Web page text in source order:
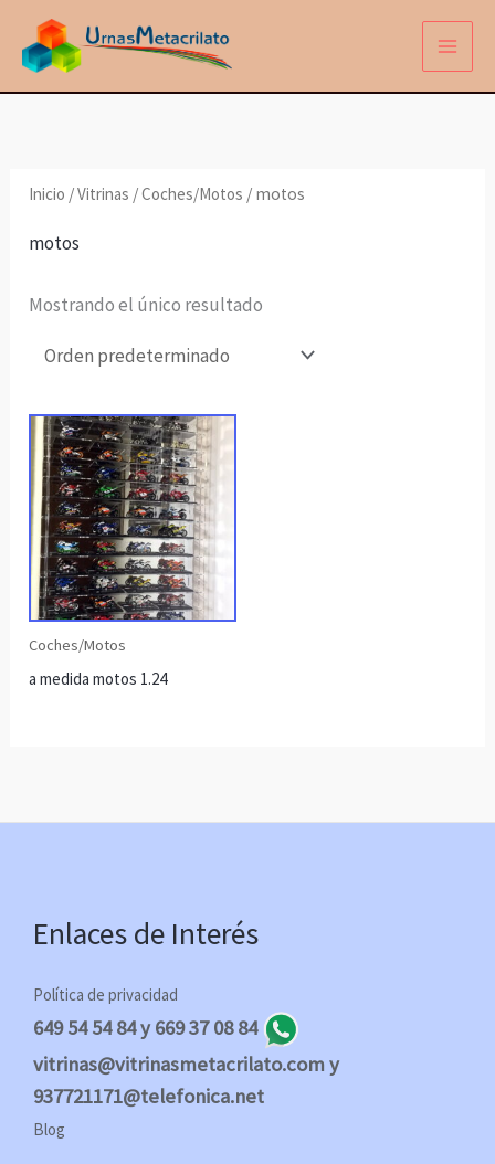
contenido
Inicio /Vitrinas /Coches/Motos / motos
motos
Mostrando el único resultado
Coches/Motos
a medida motos 1.24
Enlaces de Interés
Política de privacidad
649 54 54 84 y 669 37 08 84
vitrinas@vitrinasmetacrilato.com y
937721171@telefonica.net
Blog